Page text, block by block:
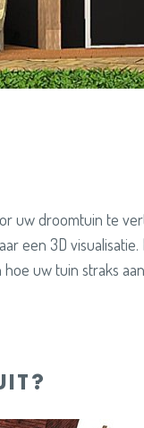
uw droomtuin te
een 3D visualisatie.
uw tuin straks